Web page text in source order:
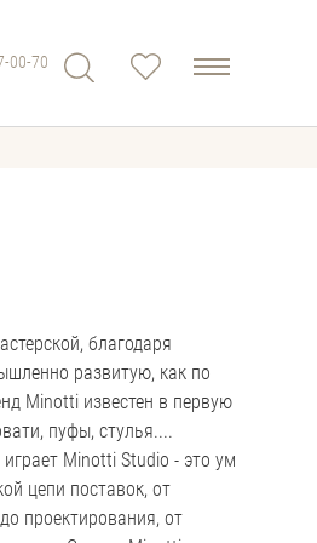
00-70
благодаря
развитую, как по
Minotti известен в первую
пуфы, стулья....
Minotti Studio - это ум
цепи поставок, от
проектирования, от